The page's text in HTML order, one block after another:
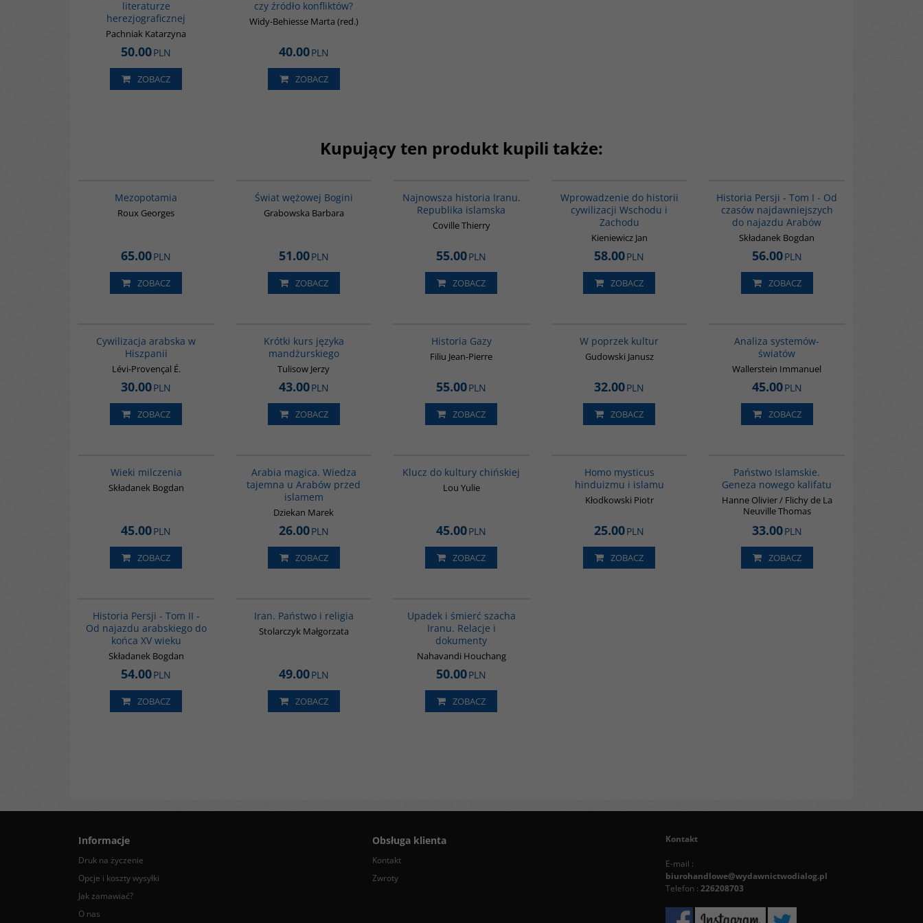
literaturze
herezjograficznej
Pachniak Katarzyna
50.00PLN
ZOBACZ
czy źródło konfliktów?
Widy-Behiesse Marta (red.)
40.00PLN
ZOBACZ
Kupujący ten produkt kupili także:
Mezopotamia
Roux Georges
65.00PLN
ZOBACZ
Świat wężowej Bogini
Grabowska Barbara
51.00PLN
ZOBACZ
Najnowsza historia Iranu.
Republika islamska
Coville Thierry
55.00PLN
ZOBACZ
Wprowadzenie do historii
cywilizacji Wschodu i
Zachodu
Kieniewicz Jan
58.00PLN
ZOBACZ
Historia Persji - Tom I - Od
czasów najdawniejszych
do najazdu Arabów
Składanek Bogdan
56.00PLN
ZOBACZ
Cywilizacja arabska w
Hiszpanii
Lévi-Provençal É.
30.00PLN
ZOBACZ
Krótki kurs języka
mandżurskiego
Tulisow Jerzy
43.00PLN
ZOBACZ
Historia Gazy
Filiu Jean-Pierre
55.00PLN
ZOBACZ
W poprzek kultur
Gudowski Janusz
32.00PLN
ZOBACZ
Analiza systemów-
światów
Wallerstein Immanuel
45.00PLN
ZOBACZ
Wieki milczenia
Składanek Bogdan
45.00PLN
ZOBACZ
Arabia magica. Wiedza
tajemna u Arabów przed
islamem
Dziekan Marek
26.00PLN
ZOBACZ
Klucz do kultury chińskiej
Lou Yulie
45.00PLN
ZOBACZ
Homo mysticus
hinduizmu i islamu
Kłodkowski Piotr
25.00PLN
ZOBACZ
Państwo Islamskie.
Geneza nowego kalifatu
Hanne Olivier / Flichy de La
Neuville Thomas
33.00PLN
ZOBACZ
Historia Persji - Tom II -
Od najazdu arabskiego do
końca XV wieku
Składanek Bogdan
54.00PLN
ZOBACZ
Iran. Państwo i religia
Stolarczyk Małgorzata
49.00PLN
ZOBACZ
Upadek i śmierć szacha
Iranu. Relacje i
dokumenty
Nahavandi Houchang
50.00PLN
ZOBACZ
Informacje
Druk na życzenie
Opcje i koszty wysyłki
Jak zamawiać?
O nas
Obsługa klienta
Kontakt
Zwroty
Kontakt
E-mail :
biurohandlowe@wydawnictwodialog.pl
Telefon : 226208703